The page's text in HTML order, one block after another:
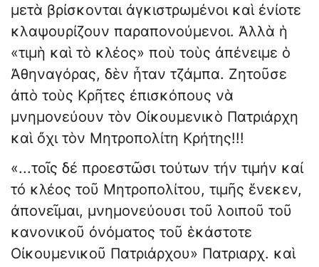
μετὰ βρίσκονται ἀγκιστρωμένοι καὶ ἐνίοτε
κλαψουρίζουν παραπονούμενοι. Ἀλλὰ ἡ
«τιμὴ καὶ τὸ κλέος» ποὺ τοὺς ἀπένειμε ὁ
Ἀθηναγόρας, δὲν ἦταν τζάμπα. Ζητοῦσε
ἀπὸ τοὺς Κρῆτες ἐπισκόπους νὰ
μνημονεύουν τὸν Οἰκουμενικὸ Πατριάρχη
καὶ ὄχι τὸν Μητροπολίτη Κρήτης!!!
«...τοῖς δέ προεστῶσι τούτων τήν τιμήν καί
τό κλέος τοῦ Μητροπολίτου, τιμῆς ἕνεκεν,
ἀπονεῖμαι, μνημονεύουσι τοῦ λοιποῦ τοῦ
κανονικοῦ ὀνόματος τοῦ ἑκάστοτε
Οἰκουμενικοῦ Πατριάρχου» Πατριαρχ. καὶ